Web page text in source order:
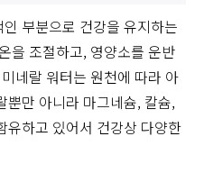
부분으로 건강을 유지하는
을 조절하고, 영양소를 운반
네랄 워터는 원천에 따라 아
뿐만 아니라 마그네슘, 칼슘,
유하고 있어서 건강상 다양한